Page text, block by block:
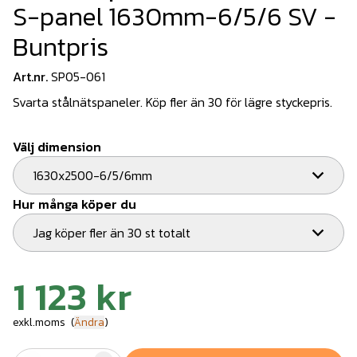
S-panel 1630mm-6/5/6 SV -
Buntpris
Art.nr.SP05-061
Svarta stålnätspaneler. Köp fler än 30 för lägre styckepris.
Välj dimension
1630x2500-6/5/6mm
Hur många köper du
Jag köper fler än 30 st totalt
1 123 kr
exkl.moms (Ändra)